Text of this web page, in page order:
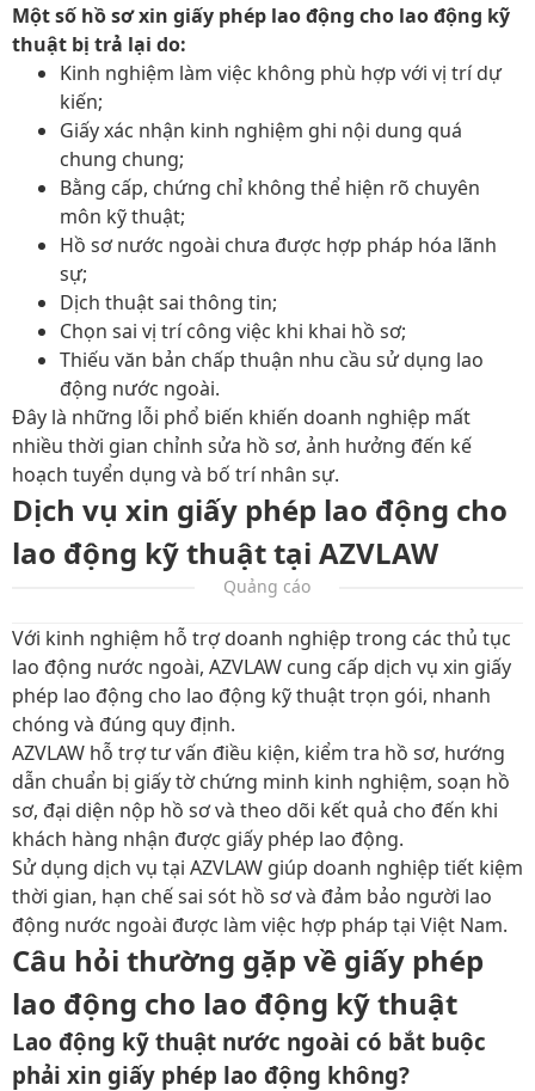
Một số hồ sơ xin giấy phép lao động cho lao động kỹ
thuật bị trả lại do:
Kinh nghiệm làm việc không phù hợp với vị trí dự
kiến;
Giấy xác nhận kinh nghiệm ghi nội dung quá
chung chung;
Bằng cấp, chứng chỉ không thể hiện rõ chuyên
môn kỹ thuật;
Hồ sơ nước ngoài chưa được hợp pháp hóa lãnh
sự;
Dịch thuật sai thông tin;
Chọn sai vị trí công việc khi khai hồ sơ;
Thiếu văn bản chấp thuận nhu cầu sử dụng lao
động nước ngoài.
Đây là những lỗi phổ biến khiến doanh nghiệp mất
nhiều thời gian chỉnh sửa hồ sơ, ảnh hưởng đến kế
hoạch tuyển dụng và bố trí nhân sự.
Dịch vụ xin giấy phép lao động cho
lao động kỹ thuật tại AZVLAW
Quảng cáo
Với kinh nghiệm hỗ trợ doanh nghiệp trong các thủ tục
lao động nước ngoài, AZVLAW cung cấp dịch vụ xin giấy
phép lao động cho lao động kỹ thuậttrọn gói, nhanh
chóng và đúng quy định.
AZVLAW hỗ trợ tư vấn điều kiện, kiểm tra hồ sơ, hướng
dẫn chuẩn bị giấy tờ chứng minh kinh nghiệm, soạn hồ
sơ, đại diện nộp hồ sơ và theo dõi kết quả cho đến khi
khách hàng nhận được giấy phép lao động.
Sử dụng dịch vụ tại AZVLAW giúp doanh nghiệp tiết kiệm
thời gian, hạn chế sai sót hồ sơ và đảm bảo người lao
động nước ngoài được làm việc hợp pháp tại Việt Nam.
Câu hỏi thường gặp về giấy phép
lao động cho lao động kỹ thuật
Lao động kỹ thuật nước ngoài có bắt buộc
phải xin giấy phép lao động không?